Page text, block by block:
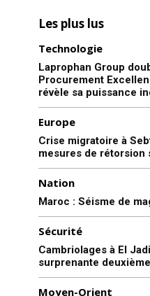
Les plus lus
Technologie
Laprophan Group
Procurement
révèle sa puissance
Europe
Crise migratoire à
mesures de
Nation
Maroc : Séisme de
Sécurité
Cambriolages à El
surprenante
Moyen-Orient